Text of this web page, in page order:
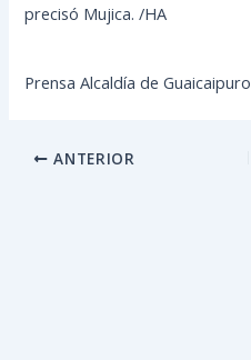
precisó Mujica. /HA
Prensa Alcaldía de Guaicaipuro
ANTERIOR